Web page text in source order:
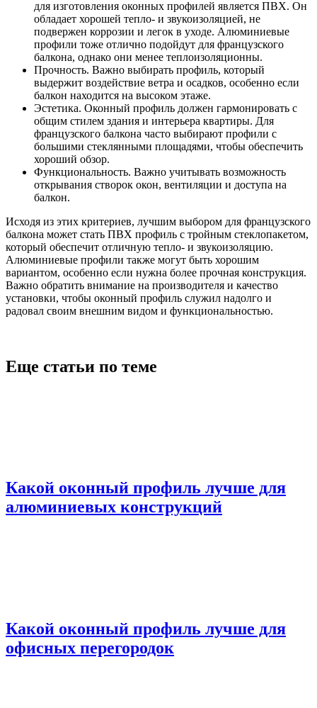
для изготовления оконных профилей является ПВХ. Он
обладает хорошей тепло- и звукоизоляцией, не
подвержен коррозии и легок в уходе. Алюминиевые
профили тоже отлично подойдут для французского
балкона, однако они менее теплоизоляционны.
Прочность. Важно выбирать профиль, который
выдержит воздействие ветра и осадков, особенно если
балкон находится на высоком этаже.
Эстетика. Оконный профиль должен гармонировать с
общим стилем здания и интерьера квартиры. Для
французского балкона часто выбирают профили с
большими стеклянными площадями, чтобы обеспечить
хороший обзор.
Функциональность. Важно учитывать возможность
открывания створок окон, вентиляции и доступа на
балкон.
Исходя из этих критериев, лучшим выбором для французского
балкона может стать ПВХ профиль с тройным стеклопакетом,
который обеспечит отличную тепло- и звукоизоляцию.
Алюминиевые профили также могут быть хорошим
вариантом, особенно если нужна более прочная конструкция.
Важно обратить внимание на производителя и качество
установки, чтобы оконный профиль служил надолго и
радовал своим внешним видом и функциональностью.
Еще статьи по теме
Какой оконный профиль лучше для
алюминиевых конструкций
Какой оконный профиль лучше для
офисных перегородок